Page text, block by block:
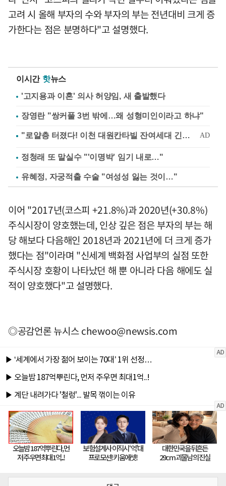
고려 시 올해 부자의 수와 부자의 부는 전년대비 크게 증
가한다는 점은 분명하다"고 설명했다.
이시간 핫뉴스
'고지용과 이혼' 의사 허양임, 새 출발했다
장영란 "쌍커풀 3번 밖에…왜 성형미인이라고 하냐"
정청래 또 말실수 "'이명박' 임기 내로…"
유혜정, 자궁적출 수술 "여성성 잃는 것이…"
이어 "2017년(코스피 +21.8%)과 2020년(+30.8%)
주식시장이 양호했는데, 인상 깊은 점은 부자의 부는 해
당 해보다 다음해인 2018년과 2021년에 더 크게 증가
했다는 점"이라며 "신세계 백화점 사업부의 실점 또한
주식시장 호황이 나타났던 해 뿐 아니라 다음 해에도 실
적이 양호했다"고 설명했다.
◎공감언론 뉴시스chewoo@newsis.com